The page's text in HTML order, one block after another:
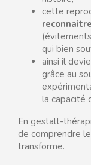
cette
reconnaitre
qui bien
ainsi il
grâce au
la capacité
En gestalt-
de comprendre
transforme.